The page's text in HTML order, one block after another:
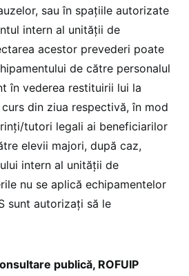
sau în spațiile autorizate
intern al unității de
acestor prevederi poate
de către personalul
în vederea restituirii lui la
din ziua respectivă, în mod
tutori legali ai beneficiarilor
elevii majori, după caz,
intern al unității de
nu se aplică echipamentelor
sunt autorizați să le
publică, ROFUIP